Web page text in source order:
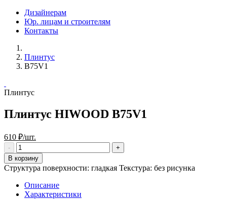
Дизайнерам
Юр. лицам и строителям
Контакты
Плинтус
B75V1
Плинтус
Плинтус HIWOOD B75V1
610 ₽/шт.
В корзину
Структура поверхности: гладкая Текстура: без рисунка
Описание
Характеристики